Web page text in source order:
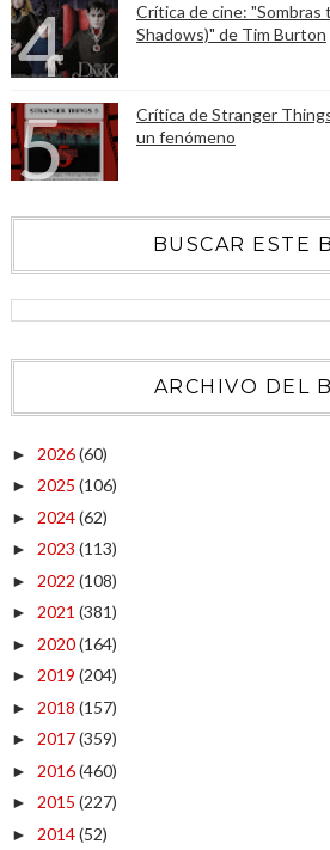
Crítica de cine: "Sombras
Shadows)" de Tim Burton
Crítica de Stranger
un fenómeno
BUSCAR ESTE
ARCHIVO DEL
► 2026(60)
► 2025 (106)
► 2024(62)
► 2023 (113)
► 2022 (108)
► 2021 (381)
► 2020(164)
► 2019 (204)
► 2018 (157)
► 2017(359)
► 2016(460)
► 2015 (227)
► 2014(52)